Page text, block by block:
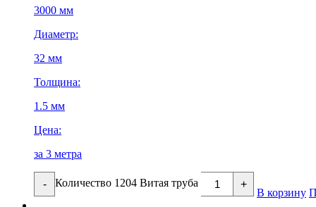
3000 мм
Диаметр:
32 мм
Толщина:
1.5 мм
Цена:
за 3 метра
- Количество 1204 Витая труба +
В корзину